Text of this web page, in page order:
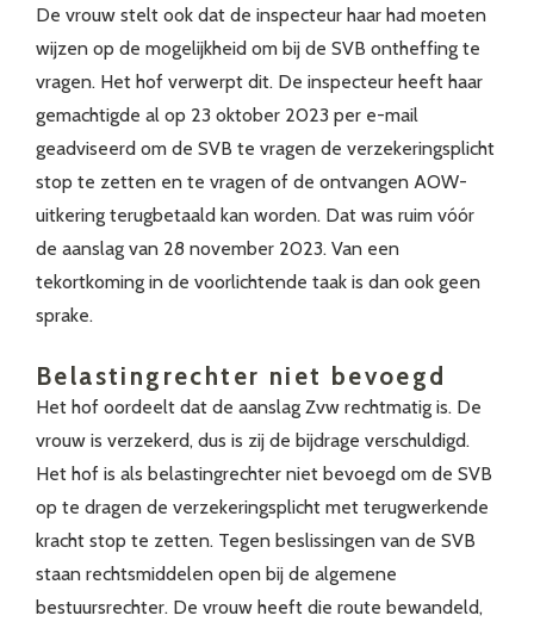
De vrouw stelt ook dat de inspecteur haar had moeten
wijzen op de mogelijkheid om bij de SVB ontheffing te
vragen. Het hof verwerpt dit. De inspecteur heeft haar
gemachtigde al op 23 oktober 2023 per e-mail
geadviseerd om de SVB te vragen de verzekeringsplicht
stop te zetten en te vragen of de ontvangen AOW-
uitkering terugbetaald kan worden. Dat was ruim vóór
de aanslag van 28 november 2023. Van een
tekortkoming in de voorlichtende taak is dan ook geen
sprake.
Belastingrechter niet bevoegd
Het hof oordeelt dat de aanslag Zvw rechtmatig is. De
vrouw is verzekerd, dus is zij de bijdrage verschuldigd.
Het hof is als belastingrechter niet bevoegd om de SVB
op te dragen de verzekeringsplicht met terugwerkende
kracht stop te zetten. Tegen beslissingen van de SVB
staan rechtsmiddelen open bij de algemene
bestuursrechter. De vrouw heeft die route bewandeld,